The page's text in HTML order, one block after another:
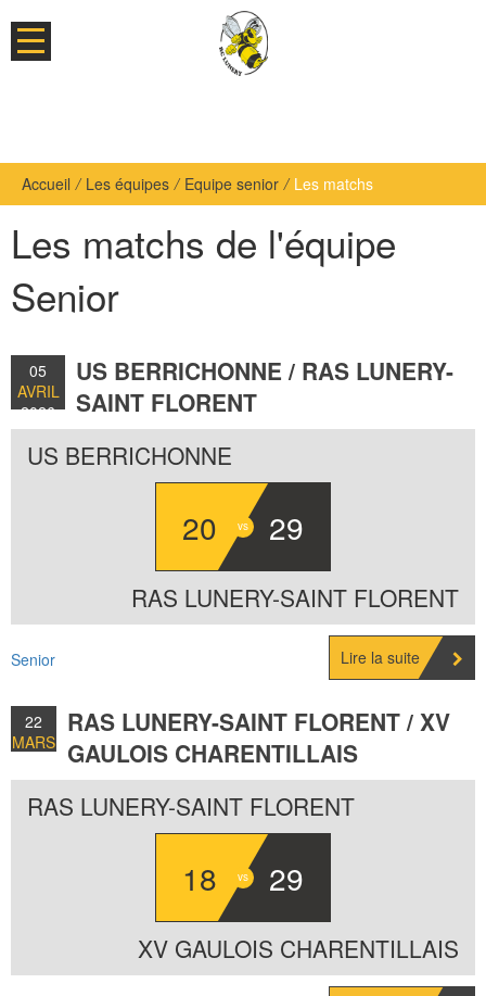
Accueil / Les équipes / Equipe senior / Les matchs
Les matchs de l'équipe
Senior
05
AVRIL
2026
US BERRICHONNE / RAS LUNERY-
SAINT FLORENT
US BERRICHONNE
20 29
RAS LUNERY-SAINT FLORENT
Senior Lire la suite
22
MARS
RAS LUNERY-SAINT FLORENT / XV
GAULOIS CHARENTILLAIS
RAS LUNERY-SAINT FLORENT
18 29
XV GAULOIS CHARENTILLAIS